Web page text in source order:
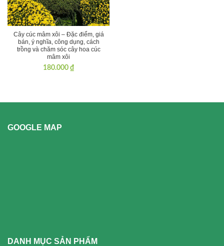
Cây cúc mâm xôi – Đặc điểm, giá
bán, ý nghĩa, công dụng, cách
trồng và chăm sóc cây hoa cúc
mâm xôi
180.000 ₫
GOOGLE MAP
DANH MỤC SẢN PHẨM